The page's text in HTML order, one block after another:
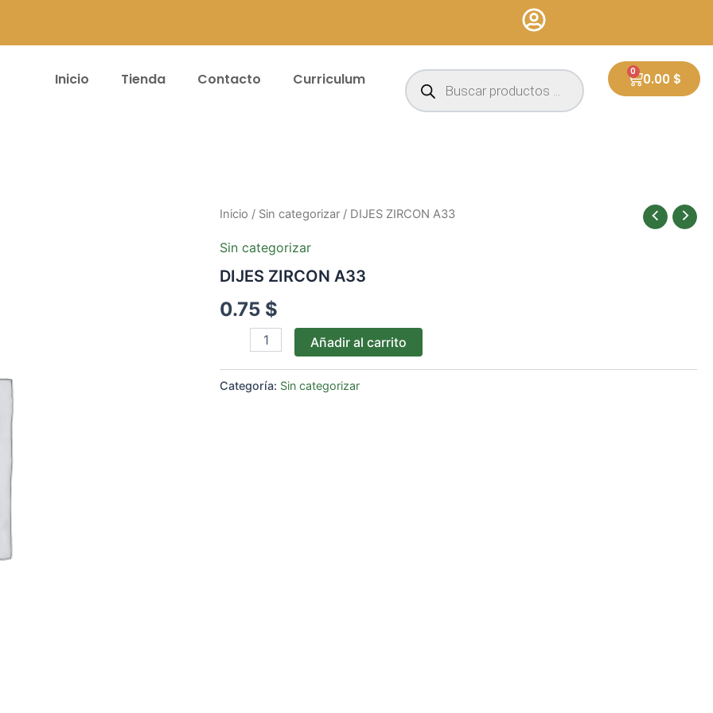
Inicio Tienda Contacto Curriculum
Búsqueda
de
productos
0.00 $
0
Cart
Inicio / Sin categorizar / DIJES ZIRCON A33
Sin categorizar
DIJES ZIRCON A33
0.75 $
DIJES
A33
Añadir al carrito
Categoría: Sin categorizar